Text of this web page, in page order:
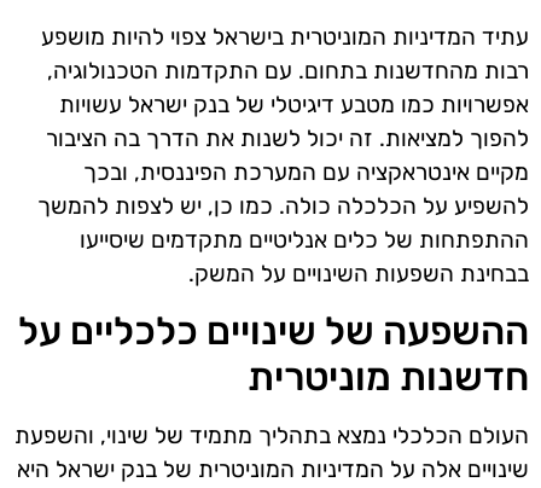
עתיד המדיניות המוניטרית בישראל צפוי להיות מושפע
רבות מהחדשנות בתחום. עם התקדמות הטכנולוגיה,
אפשרויות כמו מטבע דיגיטלי של בנק ישראל עשויות
להפוך למציאות. זה יכול לשנות את הדרך בה הציבור
מקיים אינטראקציה עם המערכת הפיננסית, ובכך
להשפיע על הכלכלה כולה. כמו כן, יש לצפות להמשך
ההתפתחות של כלים אנליטיים מתקדמים שיסייעו
בבחינת השפעות השינויים על המשק.
ההשפעה של שינויים כלכליים על
חדשנות מוניטרית
העולם הכלכלי נמצא בתהליך מתמיד של שינוי, והשפעת
שינויים אלה על המדיניות המוניטרית של בנק ישראל היא